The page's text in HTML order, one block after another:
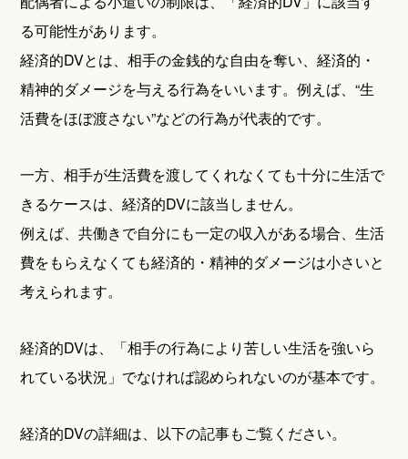
る可能性があります。
経済的DVとは、相手の金銭的な自由を奪い、経済的・
精神的ダメージを与える行為をいいます。例えば、“生
活費をほぼ渡さない”などの行為が代表的です。
一方、相手が生活費を渡してくれなくても十分に生活で
きるケースは、経済的DVに該当しません。
例えば、共働きで自分にも一定の収入がある場合、生活
費をもらえなくても経済的・精神的ダメージは小さいと
考えられます。
経済的DVは、「相手の行為により苦しい生活を強いら
れている状況」でなければ認められないのが基本です。
経済的DVの詳細は、以下の記事もご覧ください。